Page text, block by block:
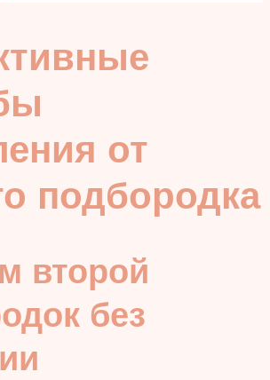
от
подбородка
второй
без